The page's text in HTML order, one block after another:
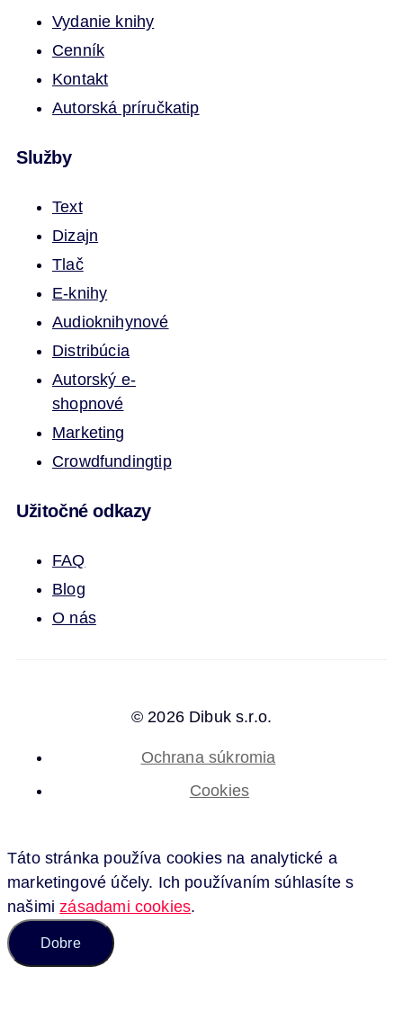
Vydanie knihy
Cenník
Kontakt
Autorská príručkatip
Služby
Text
Dizajn
Tlač
E-knihy
Audioknihynové
Distribúcia
Autorský e-
shopnové
Marketing
Crowdfundingtip
Užitočné odkazy
FAQ
Blog
O nás
© 2026 Dibuk s.r.o.
Ochrana súkromia
Cookies
Táto stránka používa cookies na analytické a
marketingové účely. Ich používaním súhlasíte s
našimizásadami cookies.
Dobre